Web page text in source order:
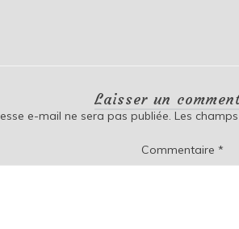
Laisser un
e-mail ne sera pas publiée. Les
Commentaire *